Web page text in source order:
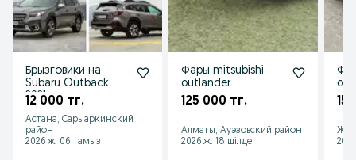
Брызговики на
Subaru Outback
2021
12 000 тг.
Астана, Сарыаркинский
район
2026 ж. 06 тамыз
Фары mitsubishi
outlander
125 000 тг.
Алматы, Ауэзовский район
2026 ж. 18 шілде